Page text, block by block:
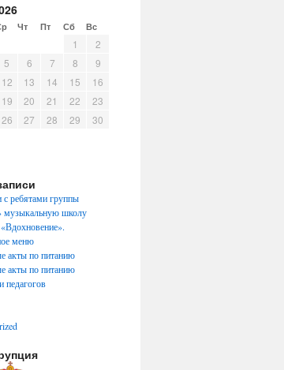
Чт Пт Сб Вс
1
2
5 6 7 8
9
12 13 14 15
16
19 20 21 22
23
26 27 28 29
30
с ребятами группы
музыкальную школу
меню
акты по питанию
акты по питанию
педагогов